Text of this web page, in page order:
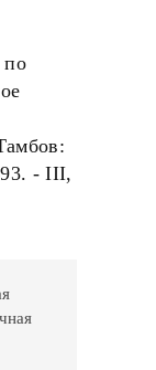
по
- III,